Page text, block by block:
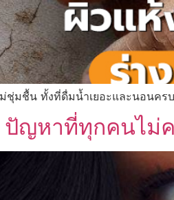
ชุ่มชื้น ทั้งที่ดื่มน้ำเยอะและนอนคร
ญหาที่ทุกคนไม่